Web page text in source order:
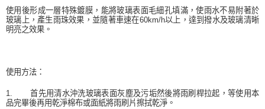
３．未成年的使用者請事先徵得法定代理人或監護人之同意方可使用
「AFTEE先享後付」，若未經同意申辦者引起之損失，本公司不負相關責
任。
５．嚴禁一人註冊多個帳號或使用他人資訊註冊。若發現惡意使用之情形，
宅配寄送，滿490免運費(運費$70)
每筆NT$70，滿NT$490(含以上)免運費
使用後形成一層特殊鍍膜，能將玻璃表面毛細孔填滿，使雨水不易附著於
玻璃上，產生雨珠效果，並隨著車速在60km/h以上，達到撥水及玻璃清晰
明亮之效果。
使用方法：
1.首先用清水沖洗玻璃表面灰塵及污垢然後將雨刷桿拉起，等使用本
品完畢後再用乾淨棉布或面紙將雨刷片擦拭乾淨。